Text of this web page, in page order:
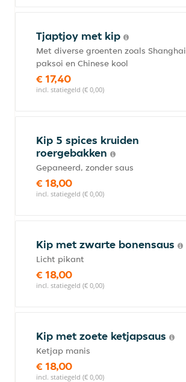
Tjaptjoy met kip
Met diverse groenten zoals Shanghai
paksoi en Chinese kool
€ 17,40
incl. statiegeld (€ 0,00)
Kip 5 spices kruiden
roergebakken
Gepaneerd, zonder saus
€ 18,00
incl. statiegeld (€ 0,00)
Kip met zwarte bonensaus
Licht pikant
€ 18,00
incl. statiegeld (€ 0,00)
Kip met zoete ketjapsaus
Ketjap manis
€ 18,00
incl. statiegeld (€ 0,00)